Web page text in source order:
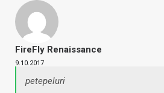
FireFly Renaissance
9.10.2017
petepeluri